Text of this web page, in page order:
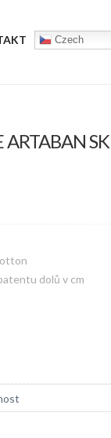
Czech
ARTABAN
dolů v cm